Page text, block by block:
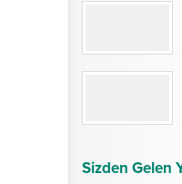
Sizden Gelen